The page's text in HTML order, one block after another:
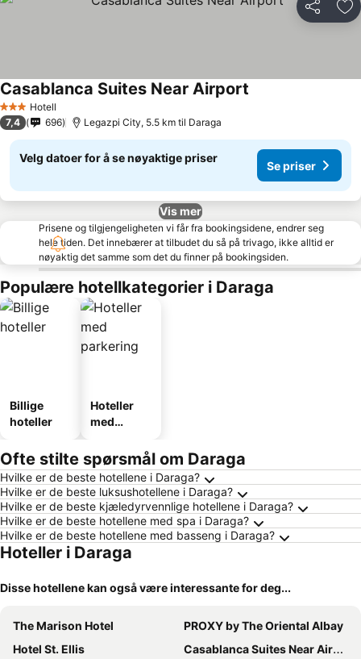
Del
3 StjernerHotell
Casablanca Suites Near Airport
7,4 696 Legazpi City, 5.5 km til Daraga
Velg datoer for å se nøyaktige priser
Se priser
Vis mer
Prisene og tilgjengeligheten vi får fra bookingsidene, endrer seg
hele tiden. Det innebærer at tilbudet du så på trivago, ikke alltid er
nøyaktig det samme som det du finner på bookingsiden.
Populære hotellkategorier i Daraga
Billige
hoteller
Hoteller
med
Ofte stilte spørsmål om Daraga
Hvilke er de beste hotellene i Daraga?
Hvilke er de beste luksushotellene i Daraga?
Hvilke er de beste kjæledyrvennlige hotellene i Daraga?
Hvilke er de beste hotellene med spa i Daraga?
Hvilke er de beste hotellene med basseng i Daraga?
Hoteller i Daraga
Disse hotellene kan også være interessante for deg...
The Marison Hotel
PROXY by The Oriental Albay
Hotel St. Ellis
Casablanca Suites Near Airport